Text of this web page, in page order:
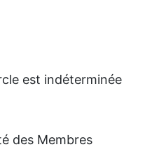
est indéterminée
des Membres